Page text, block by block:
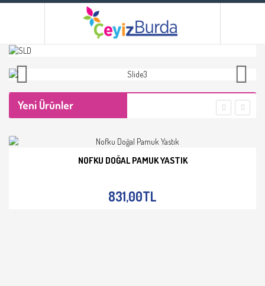
Yeni Ürünler
NOFKU DOĞAL PAMUK YASTIK
831,00TL